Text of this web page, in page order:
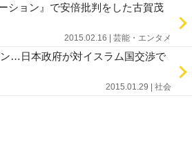
ション』で安倍批判をした古賀茂
2015.02.16 | 芸能・エンタメ
…日本政府が対イスラム国交渉で
2015.01.29 | 社会